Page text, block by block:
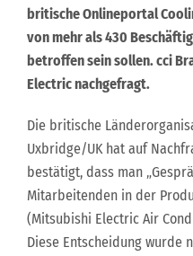
britische Onlineportal
von mehr als 430
betroffen sein sollen. cci
Electric nachgefragt.
Die britische
Uxbridge/UK hat auf
bestätigt, dass man
Mitarbeitenden in der
(Mitsubishi Electric Air
Diese Entscheidung wurde